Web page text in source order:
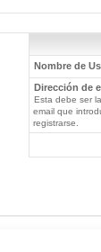
Nombre de
Dirección de
Esta debe ser
email que
registrarse.